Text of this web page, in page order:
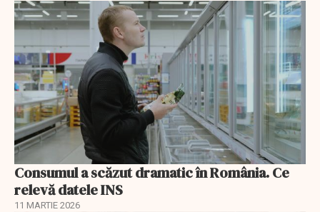
Consumul a scăzut dramatic în România. Ce
relevă datele INS
11 MARTIE 2026